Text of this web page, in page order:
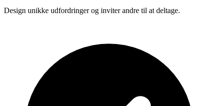
Design unikke udfordringer og inviter andre til at deltage.